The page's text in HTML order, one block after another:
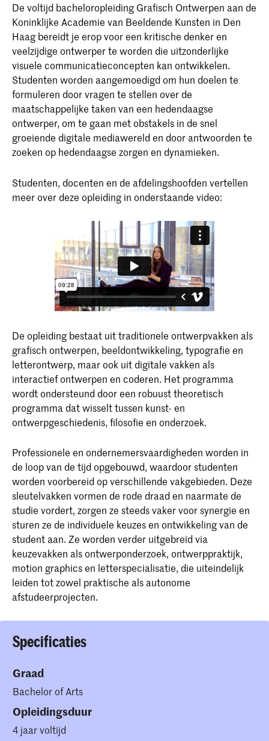
De voltijd bacheloropleiding Grafisch Ontwerpen aan de
Koninklijke Academie van Beeldende Kunsten in Den
Haag bereidt je erop voor een kritische denker en
veelzijdige ontwerper te worden die uitzonderlijke
visuele communicatieconcepten kan ontwikkelen.
Studenten worden aangemoedigd om hun doelen te
formuleren door vragen te stellen over de
maatschappelijke taken van een hedendaagse
ontwerper, om te gaan met obstakels in de snel
groeiende digitale mediawereld en door antwoorden te
zoeken op hedendaagse zorgen en dynamieken.
Studenten, docenten en de afdelingshoofden vertellen
meer over deze opleiding in onderstaande video:
De opleiding bestaat uit traditionele ontwerpvakken als
grafisch ontwerpen, beeldontwikkeling, typografie en
letterontwerp, maar ook uit digitale vakken als
interactief ontwerpen en coderen. Het programma
wordt ondersteund door een robuust theoretisch
programma dat wisselt tussen kunst- en
ontwerpgeschiedenis, filosofie en onderzoek.
Professionele en ondernemersvaardigheden worden in
de loop van de tijd opgebouwd, waardoor studenten
worden voorbereid op verschillende vakgebieden. Deze
sleutelvakken vormen de rode draad en naarmate de
studie vordert, zorgen ze steeds vaker voor synergie en
sturen ze de individuele keuzes en ontwikkeling van de
student aan. Ze worden verder uitgebreid via
keuzevakken als ontwerponderzoek, ontwerppraktijk,
motion graphics en letterspecialisatie, die uiteindelijk
leiden tot zowel praktische als autonome
afstudeerprojecten.
Specificaties
Graad
Bachelor of Arts
Opleidingsduur
4 jaar voltijd